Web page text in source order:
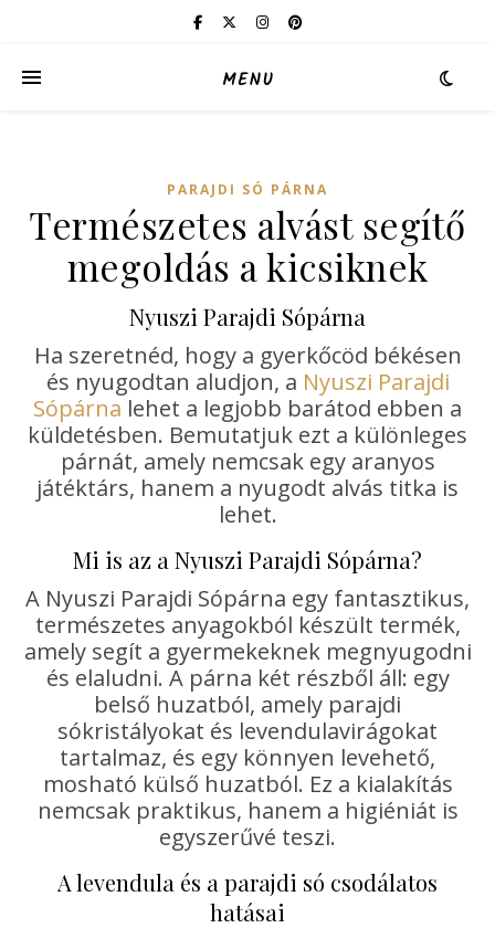
MENU
PARAJDI SÓ PÁRNA
Természetes alvást segítő
megoldás a kicsiknek
Nyuszi Parajdi Sópárna
Ha szeretnéd, hogy a gyerkőcöd békésen
és nyugodtan aludjon, a Nyuszi Parajdi
Sópárna lehet a legjobb barátod ebben a
küldetésben. Bemutatjuk ezt a különleges
párnát, amely nemcsak egy aranyos
játéktárs, hanem a nyugodt alvás titka is
lehet.
Mi is az a Nyuszi Parajdi Sópárna?
A Nyuszi Parajdi Sópárna egy fantasztikus,
természetes anyagokból készült termék,
amely segít a gyermekeknek megnyugodni
és elaludni. A párna két részből áll: egy
belső huzatból, amely parajdi
sókristályokat és levendulavirágokat
tartalmaz, és egy könnyen levehető,
mosható külső huzatból. Ez a kialakítás
nemcsak praktikus, hanem a higiéniát is
egyszerűvé teszi.
A levendula és a parajdi só csodálatos
hatásai